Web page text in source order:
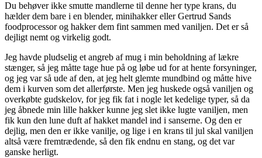
Du behøver ikke smutte mandlerne til denne her type krans, du
hælder dem bare i en blender, minihakker eller Gertrud Sands
foodprocessor og hakker dem fint sammen med vaniljen. Det er så
dejligt nemt og virkelig godt.
Jeg havde pludselig et angreb af mug i min beholdning af lækre
stænger, så jeg måtte tage hue på og løbe ud for at hente forsyninger,
og jeg var så ude af den, at jeg helt glemte mundbind og måtte hive
dem i kurven som det allerførste. Men jeg huskede også vaniljen og
overkøbte gudskelov, for jeg fik fat i nogle let kedelige typer, så da
jeg åbnede min lille hakker kunne jeg slet ikke lugte vaniljen, men
fik kun den lune duft af hakket mandel ind i sanserne. Og den er
dejlig, men den er ikke vanilje, og lige i en krans til jul skal vaniljen
altså være fremtrædende, så den fik endnu en stang, og det var
ganske herligt.